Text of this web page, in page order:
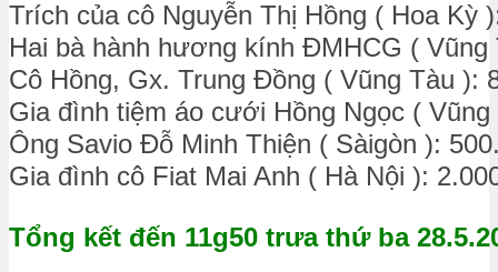
Trích của cô Nguyễn Thị Hồng ( Hoa Kỳ
Hai bà hành hương kính ĐMHCG ( Vũng
Cô Hồng, Gx. Trung Đồng ( Vũng Tàu ):
Gia đình tiệm áo cưới Hồng Ngọc (
Ông Savio Đỗ Minh Thiện ( Sàigòn ):
Gia đình cô Fiat Mai Anh ( Hà Nội ):
Tổng kết đến 11g50 trưa thứ ba